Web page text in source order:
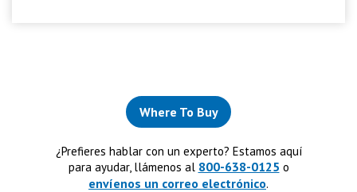
Where To Buy
¿Prefieres hablar con un experto? Estamos aquí
para ayudar, llámenos al 800-638-0125 o
envíenos un correo electrónico.